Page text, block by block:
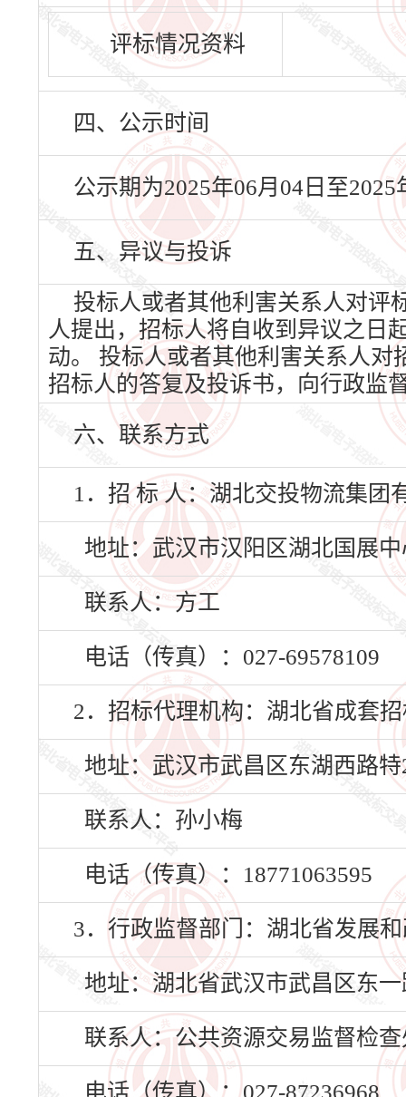
评标情况资料
四、公示时间
公示期为2025年06月04日至
五、异议与投诉
投标人或者其他利害关系人对评
人提出，招标人将自收到异议之日
动。 投标人或者其他利害关系人
招标人的答复及投诉书，向行政监
六、联系方式
1．招 标 人：湖北交投物流集团
地址：武汉市汉阳区湖北国展
联系人：方工
电话（传真）：027-69578109
2．招标代理机构：湖北省成套
地址：武汉市武昌区东湖西路
联系人：孙小梅
电话（传真）：18771063595
3．行政监督部门：湖北省发展
地址：湖北省武汉市武昌区东
联系人：公共资源交易监督检
电话（传真）：027-87236968